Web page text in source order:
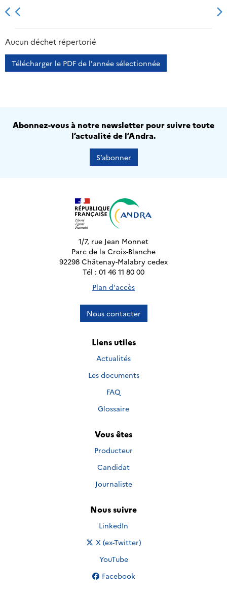
2013 2014
Aucun déchet répertorié
Télécharger le PDF de l'année sélectionnée
Abonnez-vous à notre newsletter pour suivre toute
l’actualité de l’Andra.
S’abonner
1/7, rue Jean Monnet
Parc de la Croix-Blanche
92298 Châtenay-Malabry cedex
Tél : 01 46 11 80 00
Plan d'accès
Nous contacter
Liens utiles
Actualités
Les documents
FAQ
Glossaire
Vous êtes
Producteur
Candidat
Journaliste
Nous suivre
Nous suivre sur
LinkedIn
Nous suivre sur
X (ex-Twitter)
Nous suivre sur
YouTube
Nous suivre sur
Facebook